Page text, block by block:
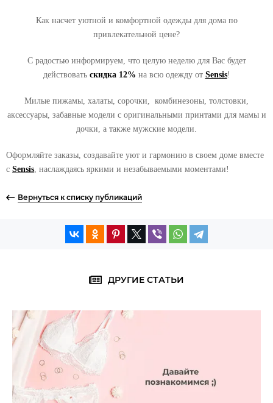
Как насчет уютной и комфортной одежды для дома по
привлекательной цене?
С радостью информируем, что целую неделю для Вас будет
действовать скидка 12% на всю одежду от Sensis!
Милые пижамы, халаты, сорочки, комбинезоны, толстовки,
аксессуары, забавные модели с оригинальными принтами для мамы и
дочки, а также мужские модели.
Оформляйте заказы, создавайте уют и гармонию в своем доме вместе
с Sensis, наслаждаясь яркими и незабываемыми моментами!
Вернуться к списку публикаций
ДРУГИЕ СТАТЬИ